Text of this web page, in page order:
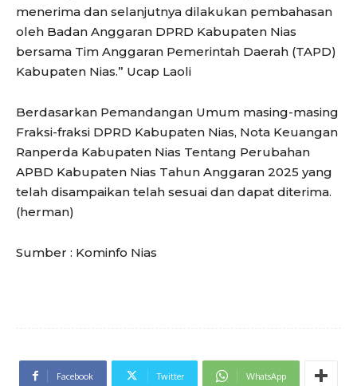
menerima dan selanjutnya dilakukan pembahasan
oleh Badan Anggaran DPRD Kabupaten Nias
bersama Tim Anggaran Pemerintah Daerah (TAPD)
Kabupaten Nias.” Ucap Laoli
Berdasarkan Pemandangan Umum masing-masing
Fraksi-fraksi DPRD Kabupaten Nias, Nota Keuangan
Ranperda Kabupaten Nias Tentang Perubahan
APBD Kabupaten Nias Tahun Anggaran 2025 yang
telah disampaikan telah sesuai dan dapat diterima.
(herman)
Sumber : Kominfo Nias
Facebook Twitter WhatsApp